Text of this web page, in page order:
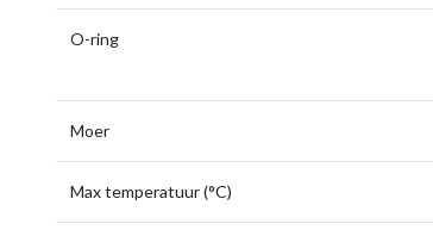
O-ring
Moer
Max temperatuur (°C)